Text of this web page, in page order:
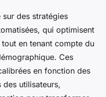
sur des stratégies
qui optimisent
en tenant compte du
Ces
en fonction des
utilisateurs,